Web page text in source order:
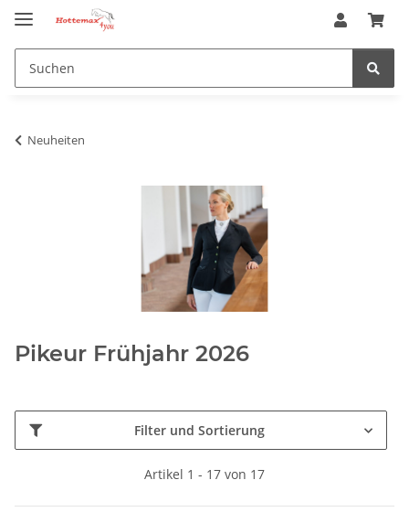
Neuheiten
Pikeur Frühjahr 2026
Filter und Sortierung
Artikel 1 - 17 von 17